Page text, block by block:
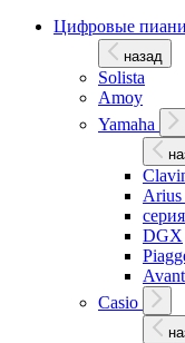
Цифровые
назад
Solista
Amoy
Yamaha
DGX
Casio